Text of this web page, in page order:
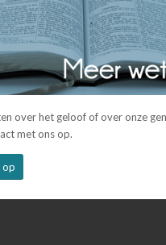
over het geloof of over onze
met ons op.
op